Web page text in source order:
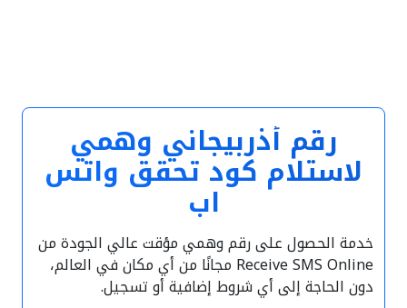
رقم أذربيجاني وهمي
لاستلام كود تحقق واتس
اب
خدمة الحصول على رقم وهمي مؤقت عالي الجودة من
Receive SMS Online مجانًا من أي مكان في العالم،
دون الحاجة إلى أي شروط إضافية أو تسجيل.